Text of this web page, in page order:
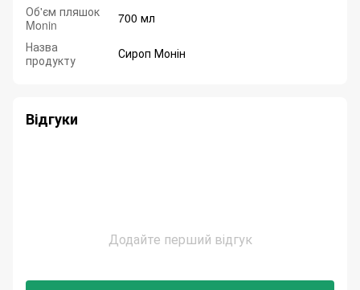
Об'єм пляшок
Monin
700 мл
Назва
продукту
Сироп Монін
Відгуки
Додайте перший відгук